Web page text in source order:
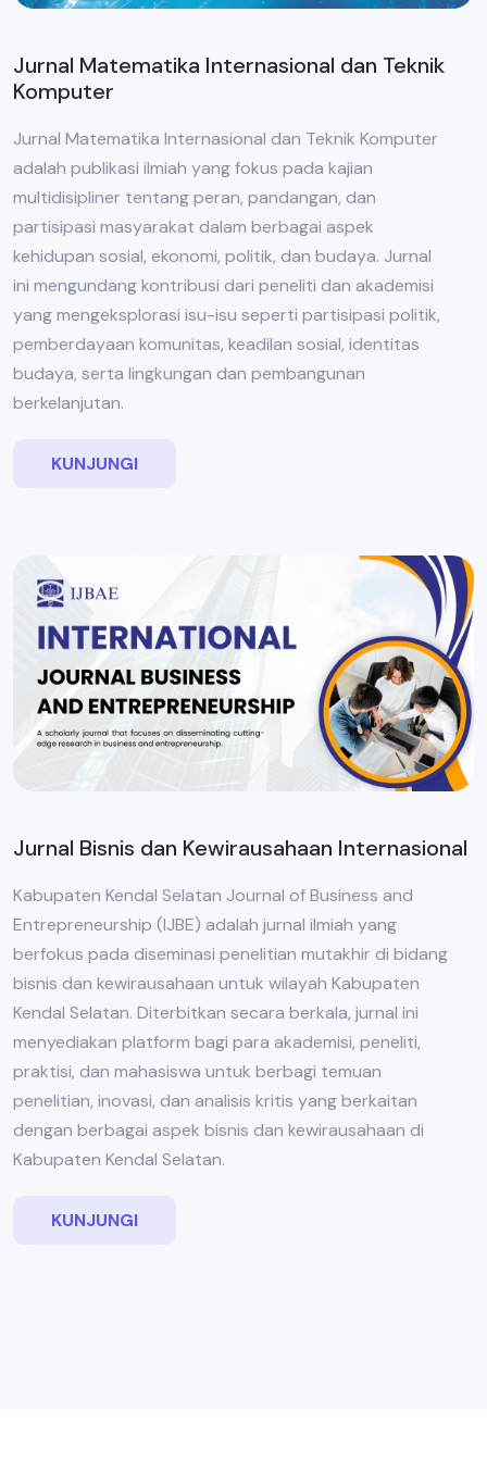
Jurnal Matematika Internasional dan Teknik
Komputer
Jurnal Matematika Internasional dan Teknik Komputer
adalah publikasi ilmiah yang fokus pada kajian
multidisipliner tentang peran, pandangan, dan
partisipasi masyarakat dalam berbagai aspek
kehidupan sosial, ekonomi, politik, dan budaya. Jurnal
ini mengundang kontribusi dari peneliti dan akademisi
yang mengeksplorasi isu-isu seperti partisipasi politik,
pemberdayaan komunitas, keadilan sosial, identitas
budaya, serta lingkungan dan pembangunan
berkelanjutan.
KUNJUNGI
Jurnal Bisnis dan Kewirausahaan Internasional
Kabupaten Kendal Selatan Journal of Business and
Entrepreneurship (IJBE) adalah jurnal ilmiah yang
berfokus pada diseminasi penelitian mutakhir di bidang
bisnis dan kewirausahaan untuk wilayah Kabupaten
Kendal Selatan. Diterbitkan secara berkala, jurnal ini
menyediakan platform bagi para akademisi, peneliti,
praktisi, dan mahasiswa untuk berbagi temuan
penelitian, inovasi, dan analisis kritis yang berkaitan
dengan berbagai aspek bisnis dan kewirausahaan di
Kabupaten Kendal Selatan.
KUNJUNGI